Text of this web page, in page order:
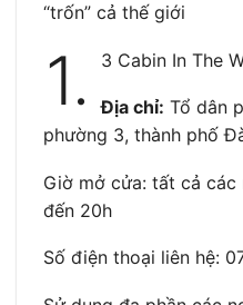
“trốn” cả thế giới
1. 3 Cabin In The
Địa chỉ: Tổ dân
phường 3, thành phố
Giờ mở cửa: tất cả
đến 20h
Số điện thoại liên hệ: